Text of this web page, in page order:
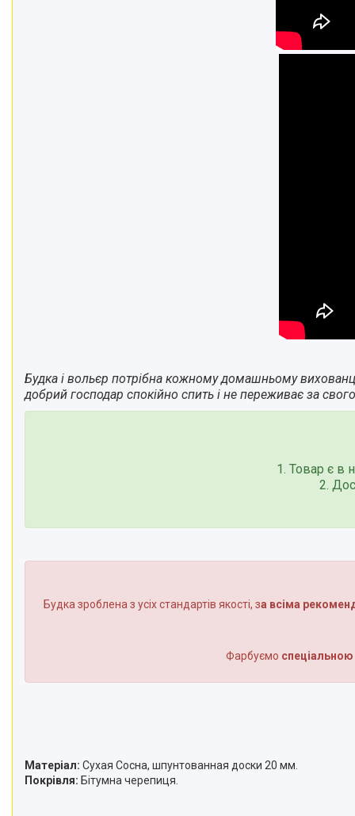
Будка і вольєр потрібна кожному домашньому
добрий господар спокійно спить і не переживає за
1. Товар є в
2.
Будка зроблена з усіх стандартів якості, за всіма
Фарбуємо
Матеріал: Сухая Сосна, шпунтованная доски 20 мм.
Покрівля: Бітумна черепиця.